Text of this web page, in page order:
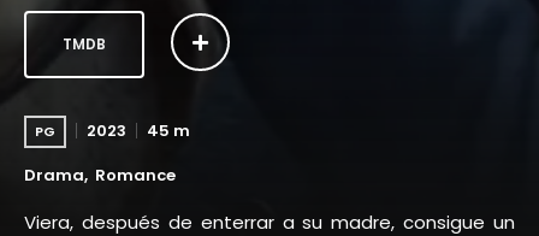
TMDB
PG 2023
45 m
Drama Romance
Viera, después de enterrar a su madre, consigue un